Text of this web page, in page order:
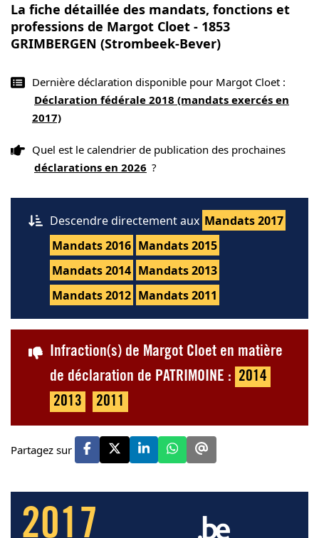
La fiche détaillée des mandats, fonctions et
professions de Margot Cloet - 1853
GRIMBERGEN (Strombeek-Bever)
Dernière déclaration disponible pour Margot Cloet :
Déclaration fédérale 2018 (mandats exercés en
2017)
Quel est le calendrier de publication des prochaines
déclarations en 2026 ?
Descendre directement aux Mandats 2017
Mandats 2016 Mandats 2015
Mandats 2014 Mandats 2013
Mandats 2012 Mandats 2011
Infraction(s) de Margot Cloet en matière
de déclaration de PATRIMOINE : 2014
2013
2011
Partagez sur
2017